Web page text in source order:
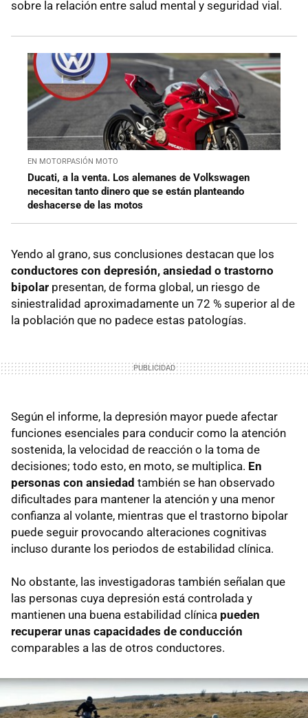
sobre la relación entre salud mental y seguridad vial.
EN MOTORPASIÓN MOTO
Ducati, a la venta. Los alemanes de Volkswagen
necesitan tanto dinero que se están planteando
deshacerse de las motos
Yendo al grano, sus conclusiones destacan que los
conductores con depresión, ansiedad o trastorno
bipolar presentan, de forma global, un riesgo de
siniestralidad aproximadamente un 72 % superior al de
la población que no padece estas patologías.
Según el informe, la depresión mayor puede afectar
funciones esenciales para conducir como la atención
sostenida, la velocidad de reacción o la toma de
decisiones; todo esto, en moto, se multiplica. En
personas con ansiedad también se han observado
dificultades para mantener la atención y una menor
confianza al volante, mientras que el trastorno bipolar
puede seguir provocando alteraciones cognitivas
incluso durante los periodos de estabilidad clínica.
No obstante, las investigadoras también señalan que
las personas cuya depresión está controlada y
mantienen una buena estabilidad clínica pueden
recuperar unas capacidades de conducción
comparables a las de otros conductores.